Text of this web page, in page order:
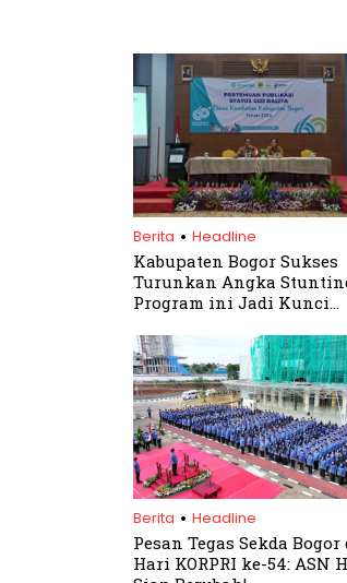
Berita . Headline
Kabupaten Bogor Sukses
Turunkan Angka
Program ini Jadi Kunci
Berita . Headline
Pesan Tegas Sekda Bogor
Hari KORPRI ke-54: ASN